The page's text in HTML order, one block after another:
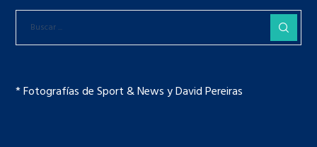
* Fotografías de Sport & News y David Pereiras